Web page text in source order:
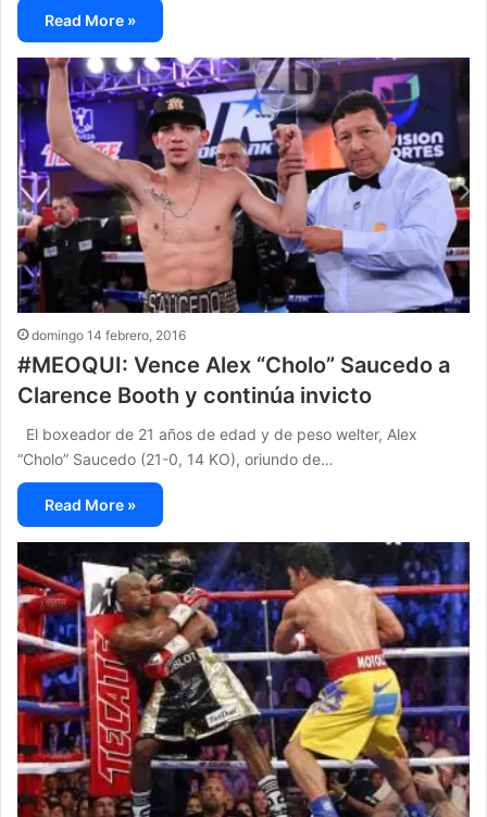
Read More »
domingo 14 febrero, 2016
#MEOQUI: Vence Alex “Cholo” Saucedo a
Clarence Booth y continúa invicto
El boxeador de 21 años de edad y de peso welter, Alex
“Cholo” Saucedo (21-0, 14 KO), oriundo de…
Read More »